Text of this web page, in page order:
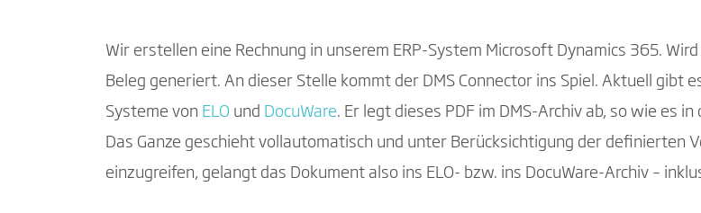
Wir erstellen eine Rechnung in unserem ERP-System Microsoft Dynamics 365.
Beleg generiert. An dieser Stelle kommt der DMS Connector ins Spiel. Aktuell gibt
Systeme von ELO und DocuWare. Er legt dieses PDF im DMS-Archiv ab, so wie es
Das Ganze geschieht vollautomatisch und unter Berücksichtigung der definierten
einzugreifen, gelangt das Dokument also ins ELO- bzw. ins DocuWare-Archiv –